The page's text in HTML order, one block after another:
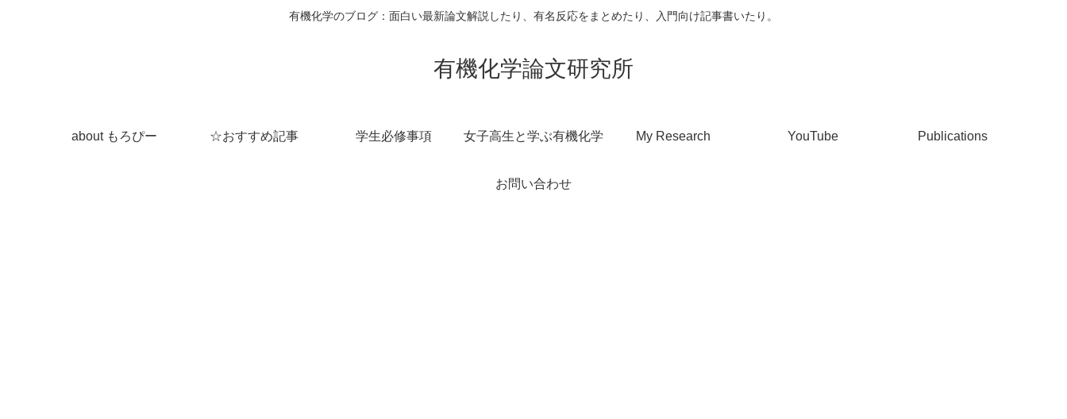
有機化学のブログ：面白い最新論文解説したり、有名反応をまとめたり、入門向け記事書いたり。
有機化学論文研究所
about もろぴー ☆おすすめ記事 学生必修事項 女子高生と学ぶ有機化学 My Research YouTube Publications
お問い合わせ